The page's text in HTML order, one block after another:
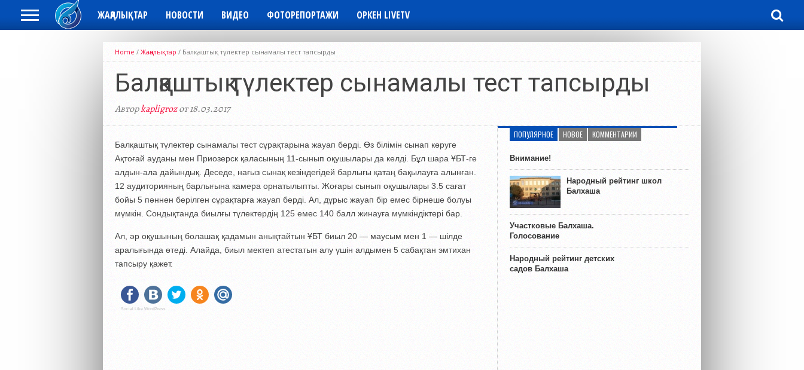
ЖАҢАЛЫҚТАР НОВОСТИ ВИДЕО ФОТОРЕПОРТАЖИ ОРКЕН LIVETV
Home / Жаңалықтар / Балқаштық түлектер сынамалы тест тапсырды
Балқаштық түлектер сынамалы тест тапсырды
Авторkapligrozот 18.03.2017
Балқаштық түлектер сынамалы тест сұрақтарына жауап берді. Өз білімін сынап көруге
Ақтоғай ауданы мен Приозерск қаласының 11-сынып оқушылары да келді. Бұл шара ҰБТ-ге
алдын-ала дайындық. Деседе, нағыз сынақ кезіндегідей барлығы қатаң бақылауға алынған.
12 аудиторияның барлығына камера орнатылыпты. Жоғары сынып оқушылары 3.5 сағат
бойы 5 пәннен берілген сұрақтарға жауап берді. Ал, дұрыс жауап бір емес бірнеше болуы
мүмкін. Сондықтанда биылғы түлектердің 125 емес 140 балл жинауға мүмкіндіктері бар.
Ал, әр оқушының болашақ қадамын анықтайтын ҰБТ биыл 20 — маусым мен 1 — шілде
аралығында өтеді. Алайда, биыл мектеп атестатын алу үшін алдымен 5 сабақтан эмтихан
тапсыру қажет.
Social Like WordPress
ПОПУЛЯРНОЕ НОВОЕ КОММЕНТАРИИ
Внимание!
Народный рейтинг школ
Балхаша
Участковые Балхаша.
Голосование
Народный рейтинг детских
садов Балхаша